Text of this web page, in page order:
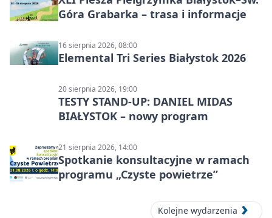
Góra Grabarka – trasa i informacje
16 sierpnia 2026, 08:00
Elemental Tri Series Białystok 2026
20 sierpnia 2026, 19:00
TESTY STAND-UP: DANIEL MIDAS
BIAŁYSTOK – nowy program
21 sierpnia 2026, 14:00
Spotkanie konsultacyjne w ramach
programu „Czyste powietrze”
Kolejne wydarzenia